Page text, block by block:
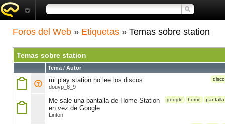
Foros del Web » Etiquetas » Temas sobre station
Temas sobre station
Tema / Autor
mi play station no lee los discos
douvp_8_9
google home pantalla
Me sale una pantalla de Home Station
en vez de Google
Linton